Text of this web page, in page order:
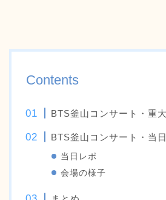
Contents
BTS釜山コンサート・重
BTS釜山コンサート・当
当日レポ
会場の様子